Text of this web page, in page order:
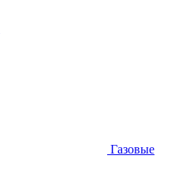
Газовые